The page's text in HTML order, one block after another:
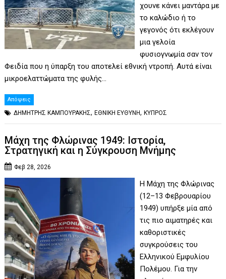
χουνε κάνει μαντάρα με
το καλώδιο ή το
γεγονός ότι εκλέγουν
μια γελοία
φυσιογνωμία σαν τον
Φειδία που η ύπαρξη του αποτελεί εθνική ντροπή. Αυτά είναι
μικροελαττώματα της φυλής…
Απόψεις
ΔΗΜΗΤΡΗΣ ΚΑΜΠΟΥΡΑΚΗΣ,ΕΘΝΙΚΗ ΕΥΘΥΝΗ,ΚΥΠΡΟΣ
Μάχη της Φλώρινας 1949: Ιστορία,
Στρατηγική και η Σύγκρουση Μνήμης
Φεβ 28, 2026
Η Μάχη της Φλώρινας
(12–13 Φεβρουαρίου
1949) υπήρξε μία από
τις πιο αιματηρές και
καθοριστικές
συγκρούσεις του
Ελληνικού Εμφυλίου
Πολέμου. Για την